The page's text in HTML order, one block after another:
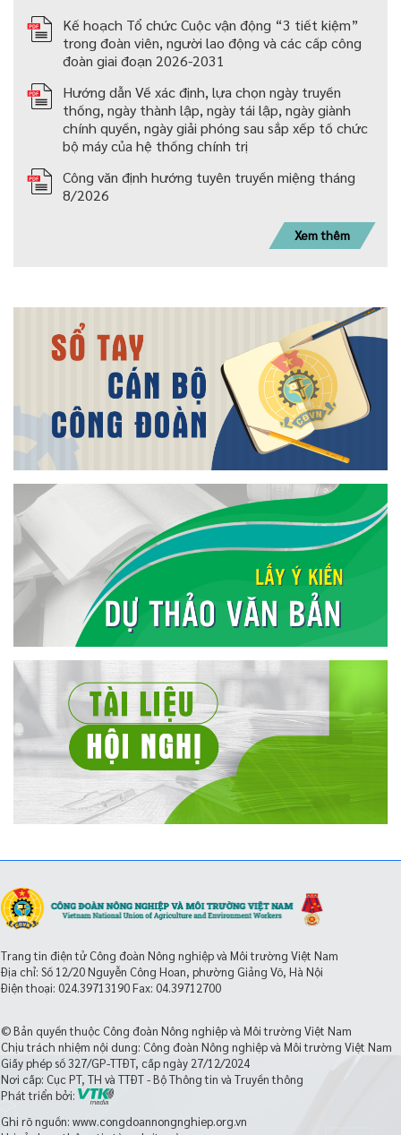
Kế hoạch Tổ chức Cuộc vận động “3 tiết kiệm”
trong đoàn viên, người lao động và các cấp công
đoàn giai đoạn 2026-2031
Hướng dẫn Về xác định, lựa chọn ngày truyền
thống, ngày thành lập, ngày tái lập, ngày giành
chính quyền, ngày giải phóng sau sắp xếp tố chức
bộ máy của hệ thống chính trị
Công văn định hướng tuyên truyền miệng tháng
8/2026
Xem thêm
Trang tin điện tử Công đoàn Nông nghiệp và Môi trường Việt Nam
Địa chỉ: Số 12/20 Nguyễn Công Hoan, phường Giảng Võ, Hà Nội
Điện thoại: 024.39713190Fax: 04.39712700
© Bản quyền thuộc Công đoàn Nông nghiệp và Môi trường Việt Nam
Chịu trách nhiệm nội dung: Công đoàn Nông nghiệp và Môi trường Việt Nam
Giấy phép số 327/GP-TTĐT, cấp ngày 27/12/2024
Nơi cấp: Cục PT, TH và TTĐT - Bộ Thông tin và Truyền thông
Phát triển bởi:
Ghi rõ nguồn: www.congdoannongnghiep.org.vn